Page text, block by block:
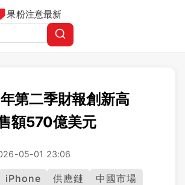
果粉注意最新
第二季財報創新高
額570億美元
05-01 23:06
iPhone 供應鏈 中國市場